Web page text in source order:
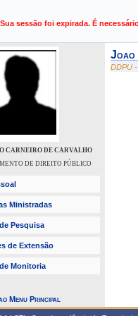
Sua sessão foi expirada. É
CARNEIRO DE CARVALHO
DE DIREITO PÚBLICO
Ministradas
Pesquisa
de Extensão
Monitoria
Menu Principal
Joao
DDPU